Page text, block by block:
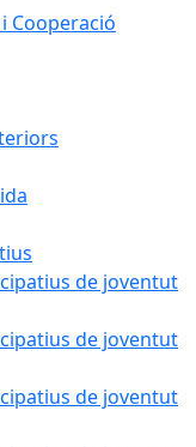
Cooperació
de joventut
de joventut
de joventut